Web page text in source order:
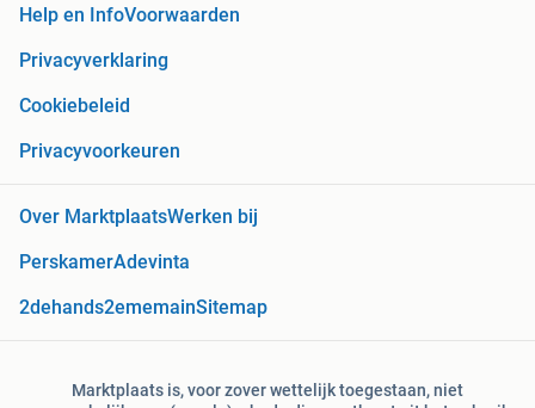
Help en InfoVoorwaarden
Privacyverklaring
Cookiebeleid
Privacyvoorkeuren
Over MarktplaatsWerken bij
PerskamerAdevinta
2dehands2ememainSitemap
Marktplaats is, voor zover wettelijk toegestaan, niet